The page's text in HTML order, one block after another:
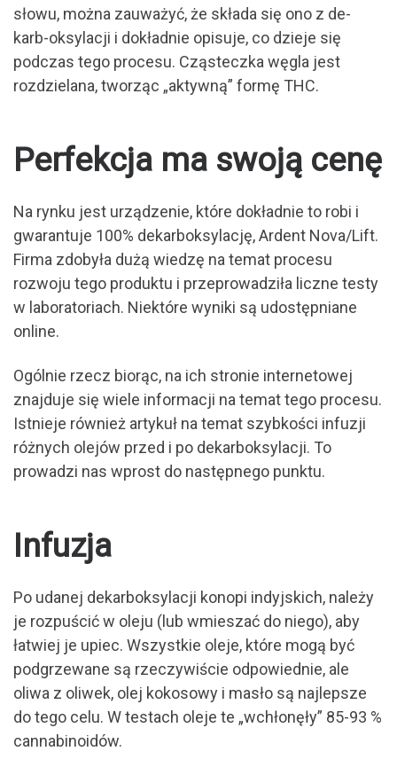
słowu, można zauważyć, że składa się ono z de-
karb-oksylacji i dokładnie opisuje, co dzieje się
podczas tego procesu. Cząsteczka węgla jest
rozdzielana, tworząc „aktywną” formę THC.
Perfekcja ma swoją cenę
Na rynku jest urządzenie, które dokładnie to robi i
gwarantuje 100% dekarboksylację, Ardent Nova/Lift.
Firma zdobyła dużą wiedzę na temat procesu
rozwoju tego produktu i przeprowadziła liczne testy
w laboratoriach. Niektóre wyniki są udostępniane
online.
Ogólnie rzecz biorąc, na ich stronie internetowej
znajduje się wiele informacji na temat tego procesu.
Istnieje również artykuł na temat szybkości infuzji
różnych olejów przed i po dekarboksylacji. To
prowadzi nas wprost do następnego punktu.
Infuzja
Po udanej dekarboksylacji konopi indyjskich, należy
je rozpuścić w oleju (lub wmieszać do niego), aby
łatwiej je upiec. Wszystkie oleje, które mogą być
podgrzewane są rzeczywiście odpowiednie, ale
oliwa z oliwek, olej kokosowy i masło są najlepsze
do tego celu. W testach oleje te „wchłonęły” 85-93 %
cannabinoidów.